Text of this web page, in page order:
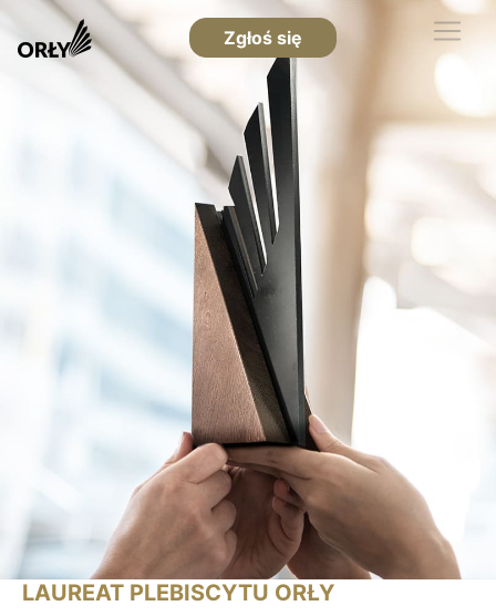
Zgłoś się
LAUREAT PLEBISCYTU ORŁY